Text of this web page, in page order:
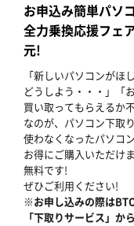
お申込み簡単パソ
全力乗換応援フェ
元!
「新しいパソコンがほ
どうしよう・・・」「
買い取ってもらえるか
なのが、パソコン下取
使わなくなったパソコ
お得にご購入いただけ
無料です!
ぜひご利用ください!
※お申し込みの際は
「下取りサービス」か